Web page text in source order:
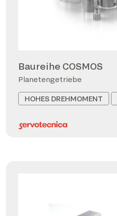
Baureihe COSMOS
Planetengetriebe
HOHES DREHMOMENT